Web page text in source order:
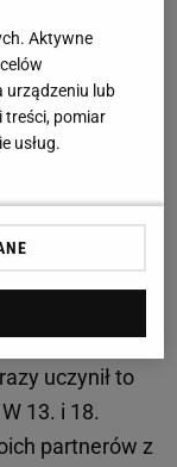
pierwszy gol w
Roma w 26.
z Sassuolo i
uczynił to
13. i 18.
partnerów z
Aktywne
urządzeniu lub
treści, pomiar
usług.